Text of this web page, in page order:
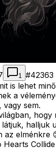
1 #42363
is lehet
a
vagy sem.
hogy
halljuk
az elménkre
Hearts